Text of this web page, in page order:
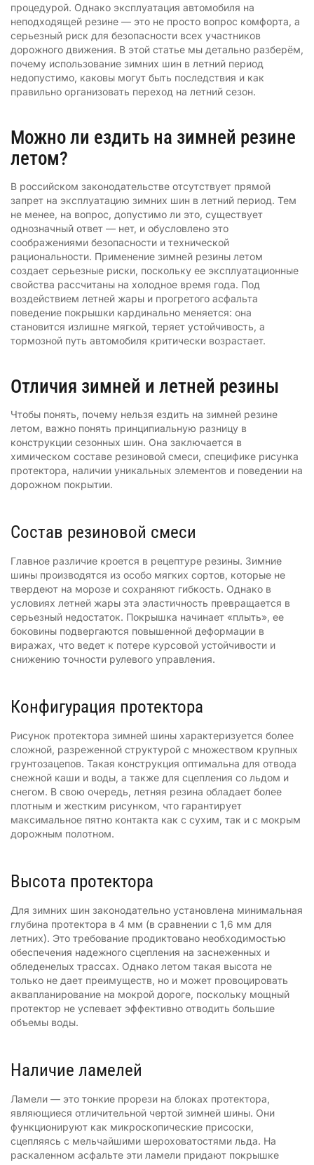
процедурой. Однако эксплуатация автомобиля на
неподходящей резине — это не просто вопрос комфорта, а
серьезный риск для безопасности всех участников
дорожного движения. В этой статье мы детально разберём,
почему использование зимних шин в летний период
недопустимо, каковы могут быть последствия и как
правильно организовать переход на летний сезон.
Можно ли ездить на зимней резине
летом?
В российском законодательстве отсутствует прямой
запрет на эксплуатацию зимних шин в летний период. Тем
не менее, на вопрос, допустимо ли это, существует
однозначный ответ — нет, и обусловлено это
соображениями безопасности и технической
рациональности. Применение зимней резины летом
создает серьезные риски, поскольку ее эксплуатационные
свойства рассчитаны на холодное время года. Под
воздействием летней жары и прогретого асфальта
поведение покрышки кардинально меняется: она
становится излишне мягкой, теряет устойчивость, а
тормозной путь автомобиля критически возрастает.
Отличия зимней и летней резины
Чтобы понять, почему нельзя ездить на зимней резине
летом, важно понять принципиальную разницу в
конструкции сезонных шин. Она заключается в
химическом составе резиновой смеси, специфике рисунка
протектора, наличии уникальных элементов и поведении на
дорожном покрытии.
Состав резиновой смеси
Главное различие кроется в рецептуре резины. Зимние
шины производятся из особо мягких сортов, которые не
твердеют на морозе и сохраняют гибкость. Однако в
условиях летней жары эта эластичность превращается в
серьезный недостаток. Покрышка начинает «плыть», ее
боковины подвергаются повышенной деформации в
виражах, что ведет к потере курсовой устойчивости и
снижению точности рулевого управления.
Конфигурация протектора
Рисунок протектора зимней шины характеризуется более
сложной, разреженной структурой с множеством крупных
грунтозацепов. Такая конструкция оптимальна для отвода
снежной каши и воды, а также для сцепления со льдом и
снегом. В свою очередь, летняя резина обладает более
плотным и жестким рисунком, что гарантирует
максимальное пятно контакта как с сухим, так и с мокрым
дорожным полотном.
Высота протектора
Для зимних шин законодательно установлена минимальная
глубина протектора в 4 мм (в сравнении с 1,6 мм для
летних). Это требование продиктовано необходимостью
обеспечения надежного сцепления на заснеженных и
обледенелых трассах. Однако летом такая высота не
только не дает преимуществ, но и может провоцировать
аквапланирование на мокрой дороге, поскольку мощный
протектор не успевает эффективно отводить большие
объемы воды.
Наличие ламелей
Ламели — это тонкие прорези на блоках протектора,
являющиеся отличительной чертой зимней шины. Они
функционируют как микроскопические присоски,
сцепляясь с мельчайшими шероховатостями льда. На
раскаленном асфальте эти ламели придают покрышке